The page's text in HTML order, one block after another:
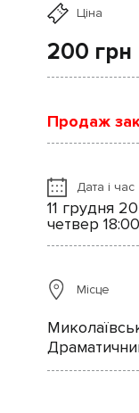
Ціна
200 грн
Продаж
Дата і час
11 грудня
четвер 18:00
Місце